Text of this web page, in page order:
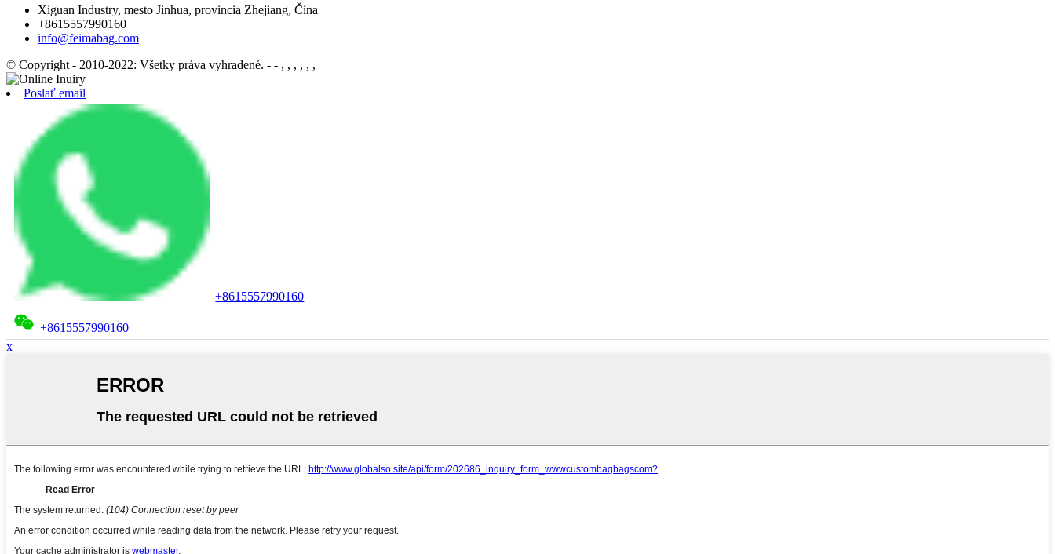
Xiguan Industry, mesto Jinhua, provincia Zhejiang, Čína
+8615557990160
info@feimabag.com
© Copyright - 2010-2022: Všetky práva vyhradené. - - , , , , , ,
Poslať email
+8615557990160
+8615557990160
x